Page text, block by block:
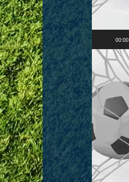
00:00
Tocador
de
vídeo